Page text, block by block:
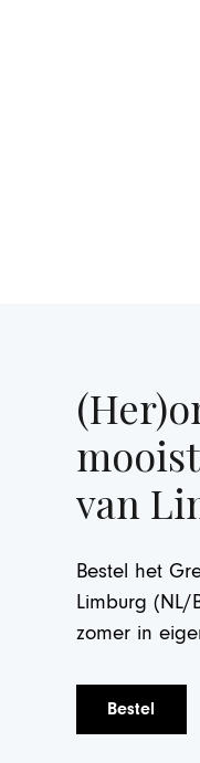
van
Bestel het
Limburg (NL/
zomer in
Bestel